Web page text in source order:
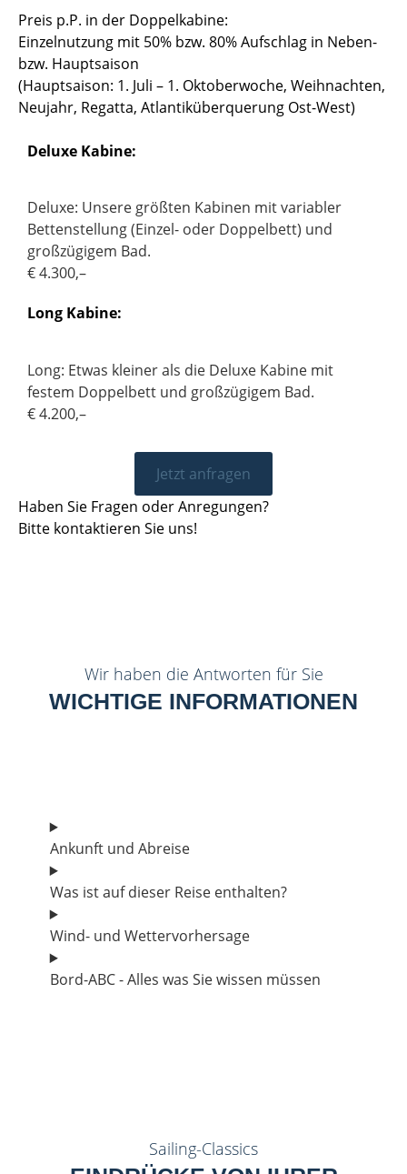
Preis p.P. in der Doppelkabine:
Einzelnutzung mit 50% bzw. 80% Aufschlag in Neben-
bzw. Hauptsaison
(Hauptsaison: 1. Juli – 1. Oktoberwoche, Weihnachten,
Neujahr, Regatta, Atlantiküberquerung Ost-West)
Deluxe Kabine:
Deluxe: Unsere größten Kabinen mit variabler
Bettenstellung (Einzel- oder Doppelbett) und
großzügigem Bad.
€ 4.300,–
Long Kabine:
Long: Etwas kleiner als die Deluxe Kabine mit
festem Doppelbett und großzügigem Bad.
€ 4.200,–
Jetzt anfragen
Haben Sie Fragen oder Anregungen?
Bitte kontaktieren Sie uns!
Wir haben die Antworten für Sie
WICHTIGE INFORMATIONEN
Ankunft und Abreise
Was ist auf dieser Reise enthalten?
Wind- und Wettervorhersage
Bord-ABC - Alles was Sie wissen müssen
Sailing-Classics